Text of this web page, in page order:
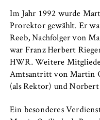
c
o
n
o
m
i
c
a
Berlin Professional
Internationales
Organisation der
Stellenangebote
Im Jahr 1992 wurde
Prorektor gewählt. Er
Reeb, Nachfolger von
war Franz Herbert
HWR. Weitere
Amtsantritt von Martin
(als Rektor) und
Ein besonderes
Betreiber dieser
Zweck:
Dient der
Browsersitzung
Benutzer (z. B. im
Session-ID und